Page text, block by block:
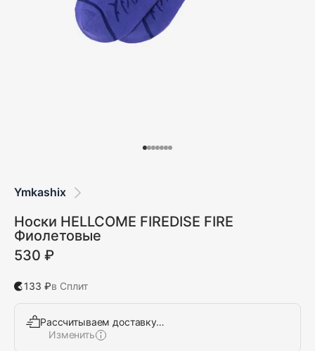
Ymkashix
Носки HELLCOME FIREDISE FIRE
Фиолетовые
530 ₽
133 ₽в Сплит
Рассчитываем доставку…
Изменить